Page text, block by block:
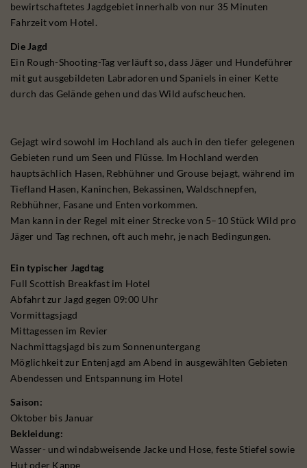
bewirtschaftetes Jagdgebiet innerhalb von nur 35 Minuten
Fahrzeit vom Hotel.
Die Jagd
Ein Rough-Shooting-Tag verläuft so, dass Jäger und Hundeführer
mit gut ausgebildeten Labradoren und Spaniels in einer Kette
durch das Gelände gehen und das Wild aufscheuchen.
Gejagt wird sowohl im Hochland als auch in den tiefer gelegenen
Gebieten rund um Seen und Flüsse. Im Hochland werden
hauptsächlich Hasen, Rebhühner und Grouse bejagt, während im
Tiefland Hasen, Kaninchen, Bekassinen, Waldschnepfen,
Rebhühner, Fasane und Enten vorkommen.
Man kann in der Regel mit einer Strecke von 5–10 Stück Wild pro
Jäger und Tag rechnen, oft auch mehr, je nach Bedingungen.
Ein typischer Jagdtag
Full Scottish Breakfast im Hotel
Abfahrt zur Jagd gegen 09:00 Uhr
Vormittagsjagd
Mittagessen im Revier
Nachmittagsjagd bis zum Sonnenuntergang
Möglichkeit zur Entenjagd am Abend in ausgewählten Gebieten
Abendessen und Entspannung im Hotel
Saison:
Oktober bis Januar
Bekleidung:
Wasser- und windabweisende Jacke und Hose, feste Stiefel sowie
Hut oder Kappe